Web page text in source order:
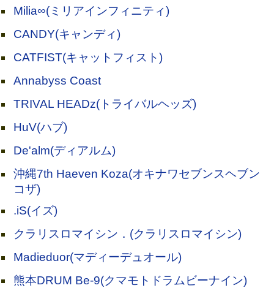
Milia∞(ミリアインフィニティ)
CANDY(キャンディ)
CATFIST(キャットフィスト)
Annabyss Coast
TRIVAL HEADz(トライバルヘッズ)
HuV(ハブ)
De'alm(ディアルム)
沖縄7th Haeven Koza(オキナワセブンスヘブン
コザ)
.iS(イズ)
クラリスロマイシン．(クラリスロマイシン)
Madieduor(マディーデュオール)
熊本DRUM Be-9(クマモトドラムビーナイン)